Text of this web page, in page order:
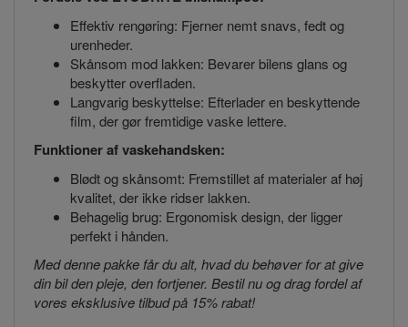
Effektiv rengøring: Fjerner nemt snavs, fedt og
urenheder.
Skånsom mod lakken: Bevarer bilens glans og
beskytter overfladen.
Langvarig beskyttelse: Efterlader en beskyttende
film, der gør fremtidige vaske lettere.
Funktioner af vaskehandsken:
Blødt og skånsomt: Fremstillet af materialer af høj
kvalitet, der ikke ridser lakken.
Behagelig brug: Ergonomisk design, der ligger
perfekt i hånden.
Med denne pakke får du alt, hvad du behøver for at give
din bil den pleje, den fortjener. Bestil nu og drag fordel af
vores eksklusive tilbud på 15% rabat!